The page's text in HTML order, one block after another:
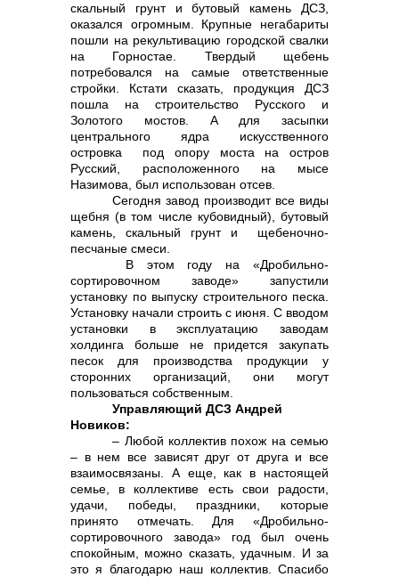
info@vostokcement.ru
скальный грунт и бутовый камень ДСЗ,
оказался огромным. Крупные негабариты
пошли на рекультивацию городской свалки
на Горностае. Твердый щебень
потребовался на самые ответственные
стройки. Кстати сказать, продукция ДСЗ
пошла на строительство Русского и
Золотого мостов. А для засыпки
центрального ядра искусственного
островка под опору моста на остров
Русский, расположенного на мысе
Назимова, был использован отсев.
Сегодня завод производит все виды
щебня (в том числе кубовидный), бутовый
камень, скальный грунт и щебеночно-
песчаные смеси.
В этом году на «Дробильно-
сортировочном заводе» запустили
установку по выпуску строительного песка.
Установку начали строить с июня. С вводом
установки в эксплуатацию заводам
холдинга больше не придется закупать
песок для производства продукции у
сторонних организаций, они могут
пользоваться собственным.
Управляющий ДСЗ Андрей
Новиков:
– Любой коллектив похож на семью
– в нем все зависят друг от друга и все
взаимосвязаны. А еще, как в настоящей
семье, в коллективе есть свои радости,
удачи, победы, праздники, которые
принято отмечать. Для «Дробильно-
сортировочного завода» год был очень
спокойным, можно сказать, удачным. И за
это я благодарю наш коллектив. Спасибо